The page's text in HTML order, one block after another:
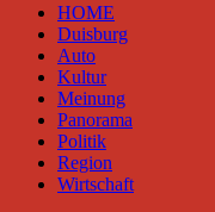
HOME
Duisburg
Auto
Kultur
Meinung
Panorama
Politik
Region
Wirtschaft